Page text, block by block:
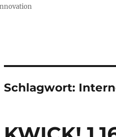
Schlagwort: